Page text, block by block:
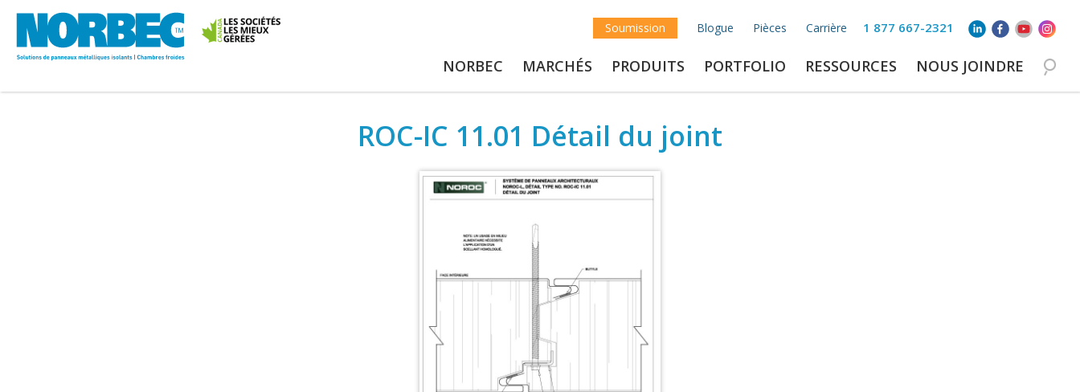
1 877 667-2321
Soumission Blogue Pièces Carrière
NORBEC MARCHÉS PRODUITS PORTFOLIO RESSOURCES NOUS JOINDRE
ROC-IC 11.01 Détail du joint